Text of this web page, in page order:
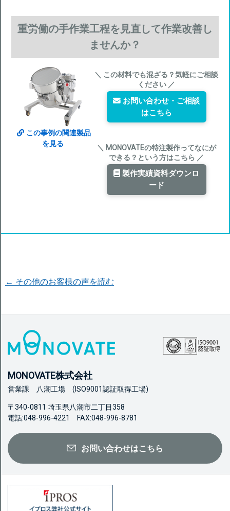
重労働の手作業工程を見直して作業改善し
ませんか？
この事例の関連製品
を見る
＼ この材料でも混ざる？気軽にご相談
ください ／
お問い合わせ・ご相談
はこちら
＼ MONOVATEの特注製作ってなにが
できる？という方はこちら ／
製作実績資料ダウンロ
ード
← その他のお客様の声を読む
MONOVATE株式会社
営業課 八潮工場 (ISO9001認証取得工場)
〒340-0811 埼玉県八潮市二丁目358
電話:048-996-4221 FAX:048-996-8781
お問い合わせはこちら